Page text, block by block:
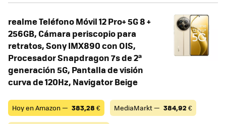
realme Teléfono Móvil 12 Pro+ 5G 8 +
256GB, Cámara periscopio para
retratos, Sony IMX890 con OIS,
Procesador Snapdragon 7s de 2ª
generación 5G, Pantalla de visión
curva de 120Hz, Navigator Beige
Hoy en Amazon — 383,28 € MediaMarkt — 384,92 €